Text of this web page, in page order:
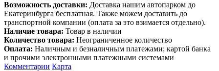
Возможность доставки: Доставка нашим автопарком до
Екатеринбурга бесплатная. Также можем доставить до
транспортной компании (оплата за это взимается отдельно).
Наличие товара: Товар в наличии
Количество товара: Неограниченное количество
Оплата: Наличным и безналичным платежами; картой банка
и прочими электронными платежными системами
Комментарии Карта